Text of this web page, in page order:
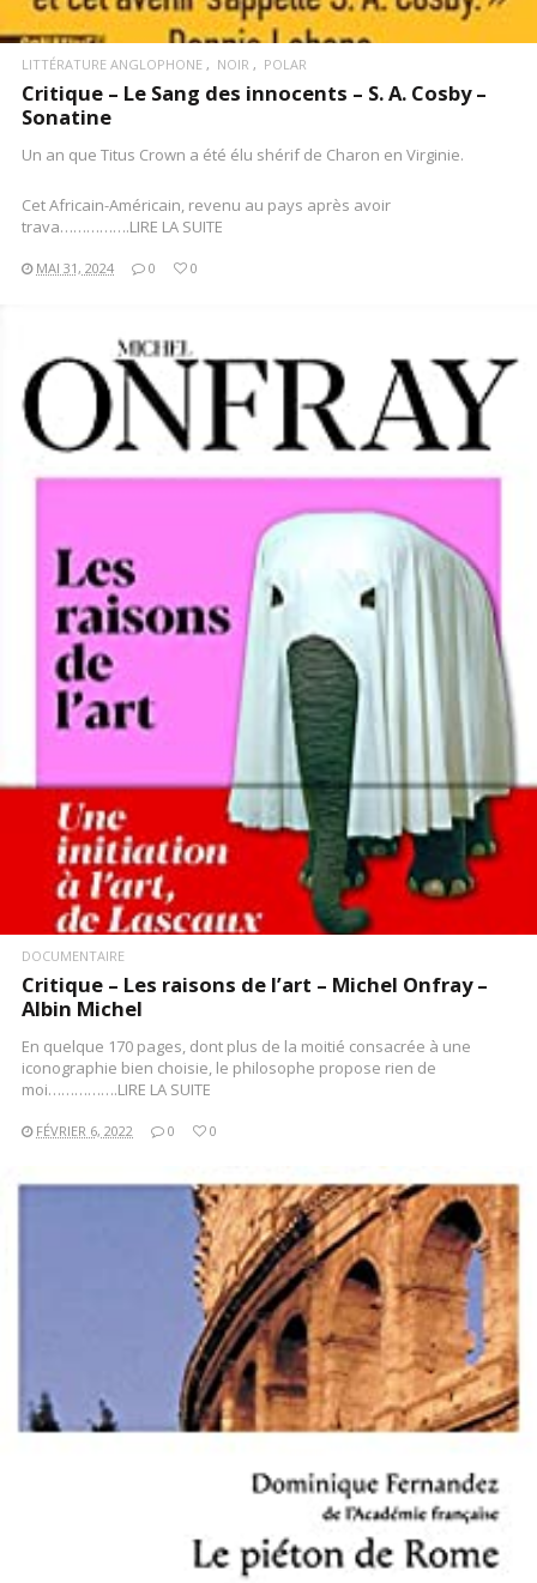
LITTÉRATURE ANGLOPHONE NOIR POLAR
Critique – Le Sang des innocents – S. A. Cosby –
Sonatine
Un an que Titus Crown a été élu shérif de Charon en Virginie.
Cet Africain-Américain, revenu au pays après avoir
trava…………….LIRE LA SUITE
MAI 31, 2024 0 0
LIRE LA SUITE
DOCUMENTAIRE
Critique – Les raisons de l’art – Michel Onfray –
Albin Michel
En quelque 170 pages, dont plus de la moitié consacrée à une
iconographie bien choisie, le philosophe propose rien de
moi…………….LIRE LA SUITE
FÉVRIER 6, 2022 0 0
LIRE LA SUITE